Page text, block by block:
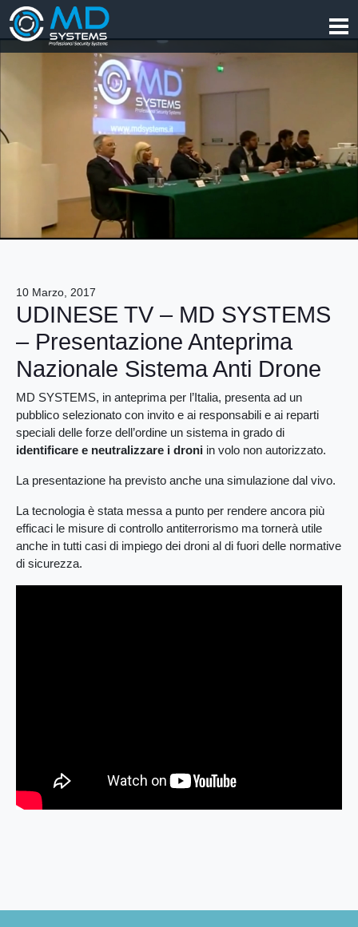
10 Marzo, 2017
UDINESE TV – MD SYSTEMS
– Presentazione Anteprima
Nazionale Sistema Anti Drone
MD SYSTEMS, in anteprima per l’Italia, presenta ad un
pubblico selezionato con invito e ai responsabili e ai reparti
speciali delle forze dell’ordine un sistema in grado di
identificare e neutralizzare i droni in volo non autorizzato.
La presentazione ha previsto anche una simulazione dal vivo.
La tecnologia è stata messa a punto per rendere ancora più
efficaci le misure di controllo antiterrorismo ma tornerà utile
anche in tutti casi di impiego dei droni al di fuori delle normative
di sicurezza.